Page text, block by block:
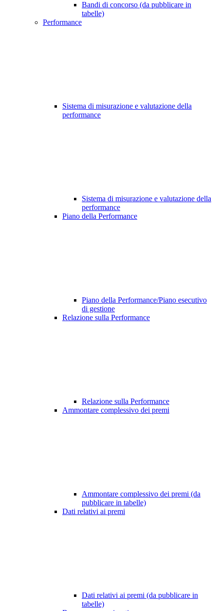
Bandi di concorso (da pubblicare in
tabelle)
Performance
Sistema di misurazione e valutazione della
performance
Sistema di misurazione e valutazione della
performance
Piano della Performance
Piano della Performance/Piano esecutivo
di gestione
Relazione sulla Performance
Relazione sulla Performance
Ammontare complessivo dei premi
Ammontare complessivo dei premi (da
pubblicare in tabelle)
Dati relativi ai premi
Dati relativi ai premi (da pubblicare in
tabelle)